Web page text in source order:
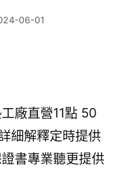
06-01
廠直營11點 50
細解釋定時提供
書專業聽更提供